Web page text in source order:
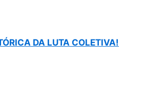
DA LUTA COLETIVA!